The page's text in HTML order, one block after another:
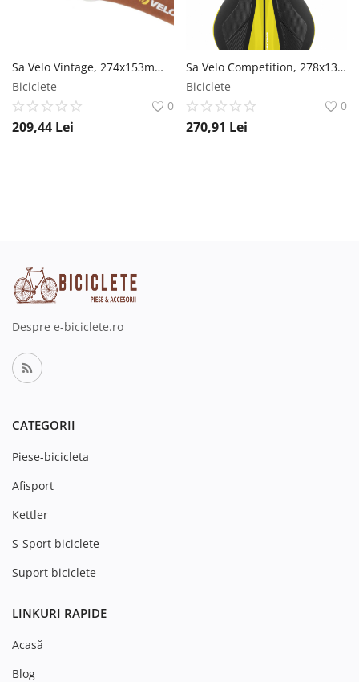
Sa Velo Vintage, 274x153mm, culoare maro Velo
Biciclete
0
209,44 Lei
Sa Velo Competition, 278x133mm, culoare negru galben Velo
Biciclete
0
270,91 Lei
Despre e-biciclete.ro
CATEGORII
Piese-bicicleta
Afisport
Kettler
S-Sport biciclete
Suport biciclete
LINKURI RAPIDE
Acasă
Blog